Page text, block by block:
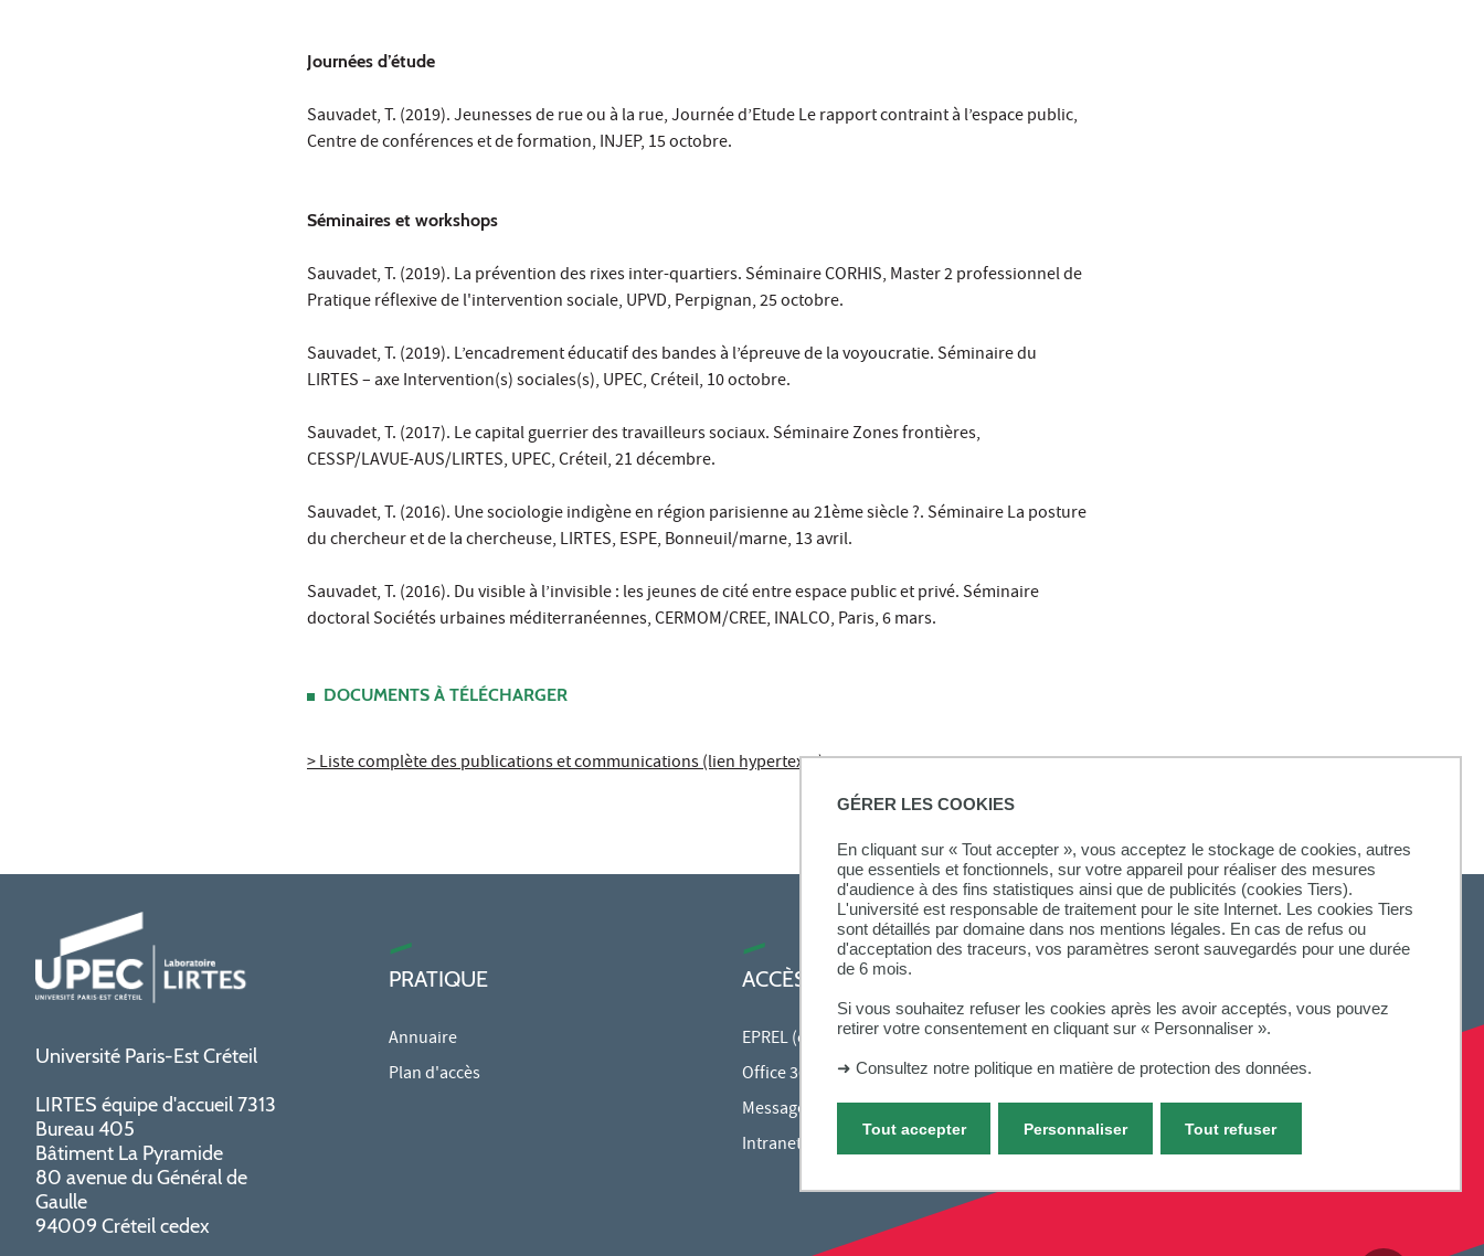
GÉRER LES COOKIES
En cliquant sur « Tout accepter », vous acceptez le stockage de cookies, autres
que essentiels et fonctionnels, sur votre appareil pour réaliser des mesures
d'audience à des fins statistiques ainsi que de publicités (cookies Tiers).
L'université est responsable de traitement pour le site Internet. Les cookies Tiers
sont détaillés par domaine dans nos mentions légales. En cas de refus ou
d'acceptation des traceurs, vos paramètres seront sauvegardés pour une durée
de 6 mois.
Si vous souhaitez refuser les cookies après les avoir acceptés, vous pouvez
retirer votre consentement en cliquant sur « Personnaliser ».
➜ Consultez notre politique en matière de protection des données.
Tout accepter Tout refuser
Personnaliser
Journées d’étude
Sauvadet, T. (2019). Jeunesses de rue ou à la rue, Journée d’Etude Le rapport contraint à l’espace public,
Centre de conférences et de formation, INJEP, 15 octobre.
Séminaires et workshops
Sauvadet, T. (2019). La prévention des rixes inter-quartiers. Séminaire CORHIS, Master 2 professionnel de
Pratique réflexive de l'intervention sociale, UPVD, Perpignan, 25 octobre.
Sauvadet, T. (2019). L’encadrement éducatif des bandes à l’épreuve de la voyoucratie. Séminaire du
LIRTES – axe Intervention(s) sociales(s), UPEC, Créteil, 10 octobre.
Sauvadet, T. (2017). Le capital guerrier des travailleurs sociaux. Séminaire Zones frontières,
CESSP/LAVUE-AUS/LIRTES, UPEC, Créteil, 21 décembre.
Sauvadet, T. (2016). Une sociologie indigène en région parisienne au 21ème siècle ?. Séminaire La posture
du chercheur et de la chercheuse, LIRTES, ESPE, Bonneuil/marne, 13 avril.
Sauvadet, T. (2016). Du visible à l’invisible : les jeunes de cité entre espace public et privé. Séminaire
doctoral Sociétés urbaines méditerranéennes, CERMOM/CREE, INALCO, Paris, 6 mars.
DOCUMENTS À TÉLÉCHARGER
> Liste complète des publications et communications (lien hypertexte)
Université Paris-Est Créteil
LIRTES équipe d'accueil 7313
Bureau 405
Bâtiment La Pyramide
80 avenue du Général de
Gaulle
94009 Créteil cedex
PRATIQUE
Annuaire
Plan d'accès
ACCÈS RAPIDES
EPREL (cours en ligne)
Office 365
Messagerie des personnels
Intranet des personnels